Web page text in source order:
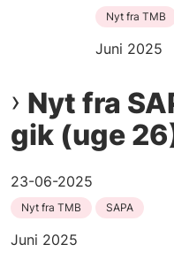
Nyt fra TMB
Juni 2025
Nyt fra
gik (uge
23-06-2025
Nyt fra TMB SAPA
Juni 2025